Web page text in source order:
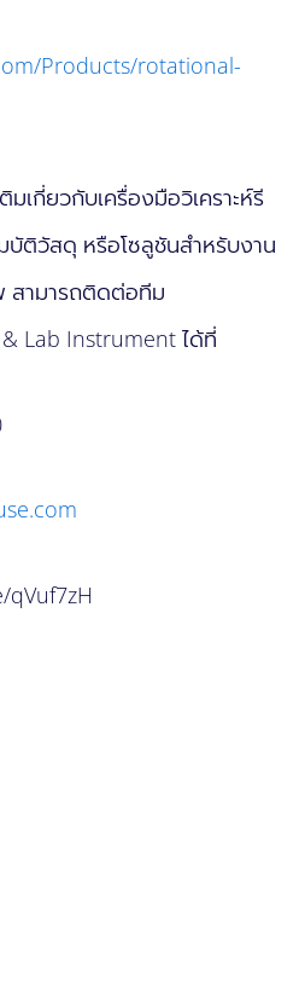
Products/rotational-
เกี่ยวกับเครื่องมือวิเคราะห์รี
มบัติวัสดุ หรือโซลูชันสำหรับงาน
สามารถติดต่อทีม
Lab Instrument ได้ที่
qVuf7zH